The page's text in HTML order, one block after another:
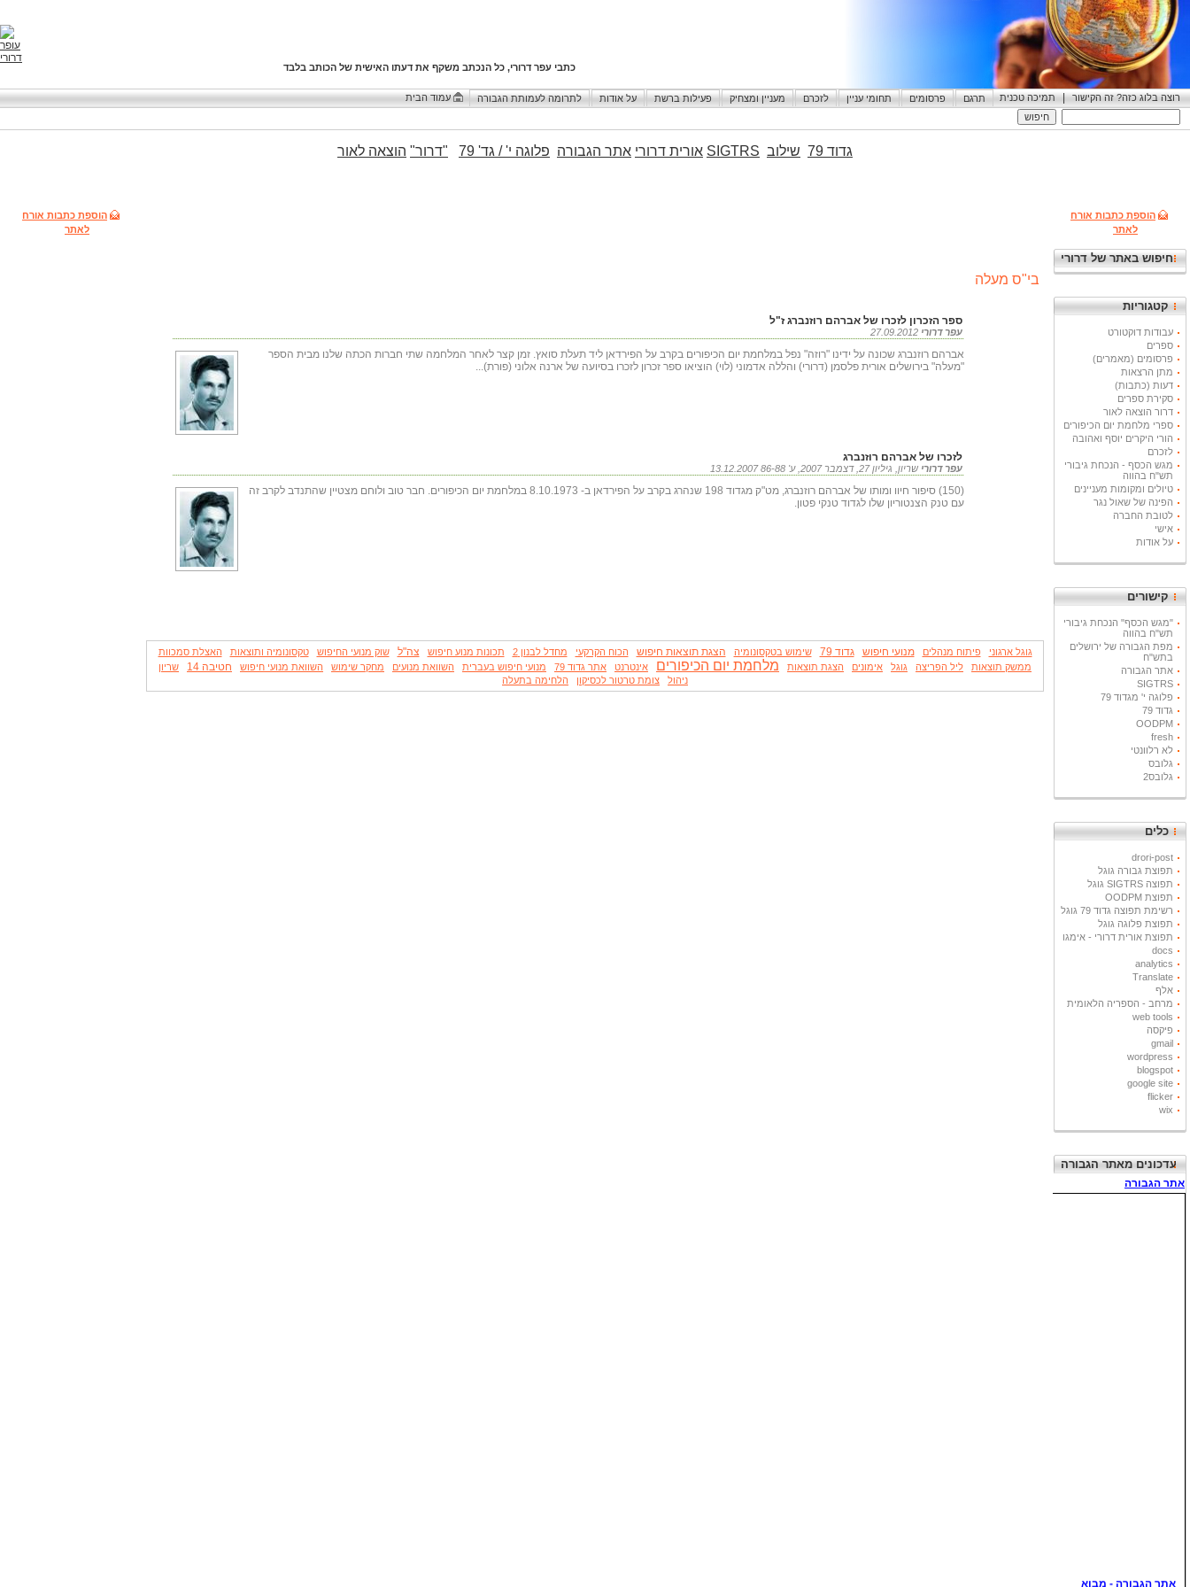
כתבי עפר דרורי, כל הנכתב משקף את דעתו האישית של הכותב בלבד
רוצה בלוג כזה? זה הקישור | תמיכה טכנית תרגם פרסומים תחומי עניין לזכרם מעניין ומצחיק פעילות ברשת על אודות לתרומה לעמותת הגבורה עמוד הבית
הוספת כתבות אורח
לאתר
הוספת כתבות אורח
לאתר
חיפוש באתר של דרורי
קטגוריות
עבודות דוקטורט
ספרים
פרסומים (מאמרים)
מתן הרצאות
דעות (כתבות)
סקירת ספרים
דרור הוצאה לאור
ספרי מלחמת יום הכיפורים
הורי היקרים יוסף ואהובה
לזכרם
מגש הכסף - הנכחת גיבורי
תש"ח בהווה
טיולים ומקומות מעניינים
הפינה של שאול נגר
לטובת החברה
אישי
על אודות
קישורים
"מגש הכסף" הנכחת גיבורי
תש"ח בהווה
מפת הגבורה של ירושלים
בתש"ח
אתר הגבורה
SIGTRS
פלוגה י' מגדוד 79
גדוד 79
OODPM
fresh
לא רלוונטי
גלובס
גלובס2
כלים
drori-post
תפוצת גבורה גוגל
תפוצה SIGTRS גוגל
תפוצת OODPM
רשימת תפוצה גדוד 79 גוגל
תפוצת פלוגה גוגל
תפוצת אורית דרורי - אימגו
docs
analytics
Translate
אלף
מרחב - הספריה הלאומית
web tools
פיקסה
gmail
wordpress
blogspot
google site
flicker
wix
עדכונים מאתר הגבורה
גדוד 79 שילוב SIGTRS אורית דרורי אתר הגבורה פלוגה י' / גד' 79 "דרור" הוצאה לאור
בי"ס מעלה
ספר הזכרון לזכרו של אברהם רוזנברג ז"ל
עפר דרורי 27.09.2012
אברהם רוזנברג שכונה על ידינו "רוזה" נפל במלחמת יום הכיפורים בקרב על הפירדאן ליד תעלת סואץ. זמן קצר לאחר המלחמה שתי חברות הכתה שלנו מבית הספר
"מעלה" בירושלים אורית פלסמן (דרורי) והללה אדמוני (לוי) הוציאו ספר זכרון לזכרו בסיועה של ארנה אלוני (פורת)...
לזכרו של אברהם רוזנברג
עפר דרורי שריון, גיליון 27, דצמבר 2007, ע' 86-88 13.12.2007
(150) סיפור חיוו ומותו של אברהם רוזנברג, מט"ק מגדוד 198 שנהרג בקרב על הפירדאן ב- 8.10.1973 במלחמת יום הכיפורים. חבר טוב ולוחם מצטיין שהתנדב לקרב זה
עם טנק הצנטוריון שלו לגדוד טנקי פטון.
גוגל ארגוני פיתוח מנהלים מנועי חיפוש גדוד 79 שימוש בטקסונומיה הצגת תוצאות חיפוש הכוח הקרקעי מחדל לבנון 2 תכונות מנוע חיפוש צה"ל שוק מנועי החיפוש טקסונומיה ותוצאות
האצלת סמכוות
ממשק תוצאות
ליל הפריצה גוגל אימונים הצגת תוצאות מלחמת יום הכיפורים אינטרנט אתר גדוד 79 מנועי חיפוש בעברית השוואת מנועים מחקר שימוש השוואת מנועי חיפוש חטיבה 14
שריון
ניהול
צומת טרטור לכסיקון הלחימה בתעלה